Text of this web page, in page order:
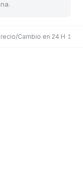
Cambio en 24 H